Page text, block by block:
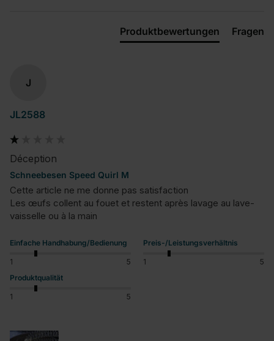
Produktbewertungen Fragen
J
JL2588
Déception
Schneebesen Speed Quirl M
Cette article ne me donne pas satisfaction
Les œufs collent au fouet et restent après lavage au lave-
vaisselle ou à la main
Einfache Handhabung/Bedienung
1 5
Preis-/Leistungsverhältnis
1
5
Produktqualität
1 5